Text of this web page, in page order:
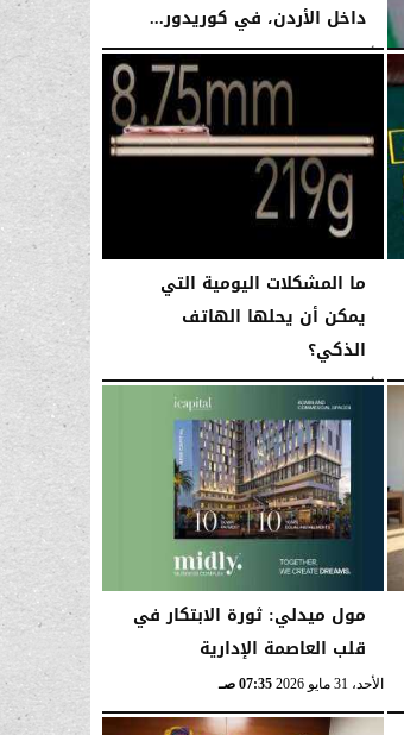
داخل الأردن، في كوريدور...
الأحد، 26 يوليو 2026 09:05 صـ
ما المشكلات اليومية التي
يمكن أن يحلها الهاتف
الذكي؟
الأحد، 21 يونيو 2026 06:15 صـ
مول ميدلي: ثورة الابتكار في
قلب العاصمة الإدارية
الأحد، 31 مايو 2026 07:35 صـ